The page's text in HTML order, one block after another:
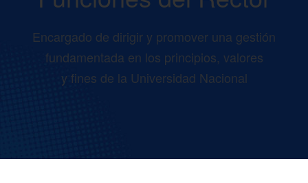
Encargado de dirigir y promover una gestión
fundamentada en los principios, valores
y fines de la Universidad Nacional